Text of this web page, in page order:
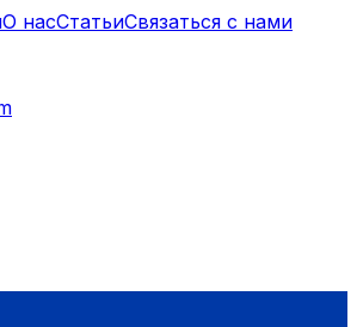
О насСтатьиСвязаться с нами